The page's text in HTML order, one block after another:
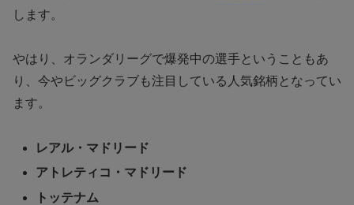
します。
やはり、オランダリーグで爆発中の選手ということもあ
り、今やビッグクラブも注目している人気銘柄となってい
ます。
レアル・マドリード
アトレティコ・マドリード
トッテナム